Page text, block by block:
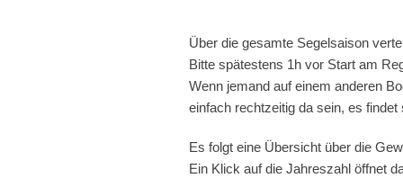
Über die gesamte Segelsaison
Bitte spätestens 1h vor Start am
Wenn jemand auf einem anderen
einfach rechtzeitig da sein, es
Es folgt eine Übersicht über die
Ein Klick auf die Jahreszahl öffnet